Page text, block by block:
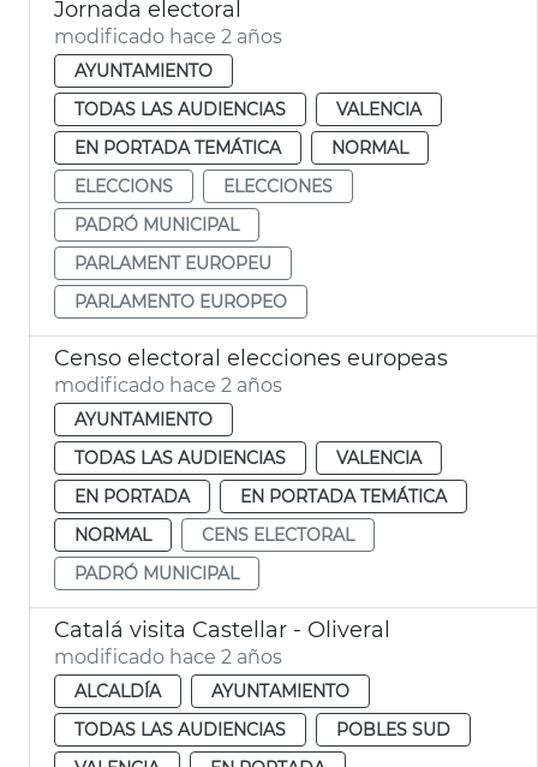
Jornada electoral
modificado hace 2 años
AYUNTAMIENTO
TODAS LAS AUDIENCIAS
VALENCIA
EN PORTADA TEMÁTICA
NORMAL
ELECCIONS
ELECCIONES
PADRÓ MUNICIPAL
PARLAMENT EUROPEU
PARLAMENTO EUROPEO
Censo electoral elecciones europeas
modificado hace 2 años
AYUNTAMIENTO
TODAS LAS AUDIENCIAS
VALENCIA
EN PORTADA
EN PORTADA TEMÁTICA
NORMAL
CENS ELECTORAL
PADRÓ MUNICIPAL
Catalá visita Castellar - Oliveral
modificado hace 2 años
ALCALDÍA
AYUNTAMIENTO
TODAS LAS AUDIENCIAS
POBLES SUD